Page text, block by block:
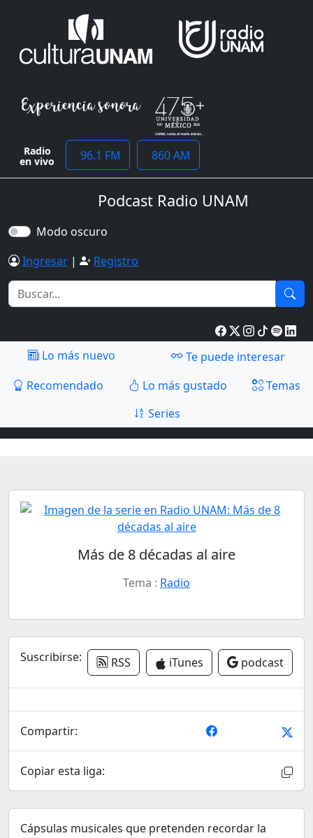
Radio
en vivo 96.1 FM 860 AM
Podcast Radio UNAM
Modo oscuro
Ingresar | Registro
Lo más nuevo
Te puede interesar
Recomendado
Lo más gustado
Temas
Series
Más de 8 décadas al aire
Tema : Radio
Suscribirse: RSS iTunes podcast
Compartir:
Copiar esta liga:
Cápsulas musicales que pretenden recordar la